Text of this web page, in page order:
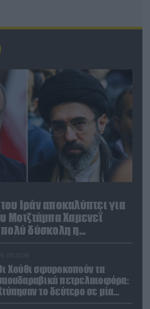
Ιράν αποκαλύπτει για
Μοτζτάμπα Χαμενεΐ
πολύ δύσκολη η
Χούθι σφυροκοπούν τα
πετρελαιοφόρα:
το δεύτερο σε μία
στην Ερυθρά Θάλασσα